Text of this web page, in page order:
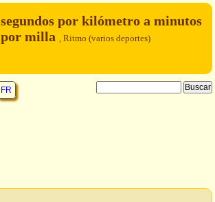
segundos por kilómetro a minutos
por milla , Ritmo (varios deportes)
FR